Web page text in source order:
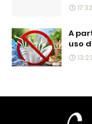
A
uso